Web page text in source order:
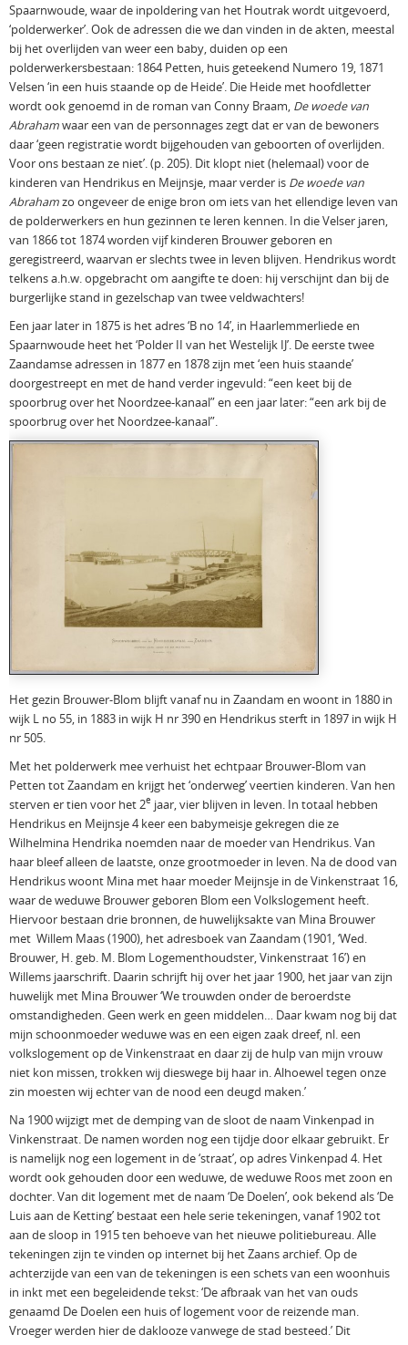
Spaarnwoude, waar de inpoldering van het Houtrak wordt uitgevoerd,
‘polderwerker’. Ook de adressen die we dan vinden in de akten, meestal
bij het overlijden van weer een baby, duiden op een
polderwerkersbestaan: 1864 Petten, huis geteekend Numero 19, 1871
Velsen ‘in een huis staande op de Heide’. Die Heide met hoofdletter
wordt ook genoemd in de roman van Conny Braam, De woede van
Abrahamwaar een van de personnages zegt dat er van de bewoners
daar ‘geen registratie wordt bijgehouden van geboorten of overlijden.
Voor ons bestaan ze niet’. (p. 205). Dit klopt niet (helemaal) voor de
kinderen van Hendrikus en Meijnsje, maar verder is De woede van
Abrahamzo ongeveer de enige bron om iets van het ellendige leven van
de polderwerkers en hun gezinnen te leren kennen. In die Velser jaren,
van 1866 tot 1874 worden vijf kinderen Brouwer geboren en
geregistreerd, waarvan er slechts twee in leven blijven. Hendrikus wordt
telkens a.h.w. opgebracht om aangifte te doen: hij verschijnt dan bij de
burgerlijke stand in gezelschap van twee veldwachters!
Een jaar later in 1875 is het adres ‘B no 14’, in Haarlemmerliede en
Spaarnwoude heet het ‘Polder II van het Westelijk IJ’. De eerste twee
Zaandamse adressen in 1877 en 1878 zijn met ‘een huis staande’
doorgestreept en met de hand verder ingevuld: “een keet bij de
spoorbrug over het Noordzee-kanaal” en een jaar later: “een ark bij de
spoorbrug over het Noordzee-kanaal”.
Het gezin Brouwer-Blom blijft vanaf nu in Zaandam en woont in 1880 in
wijk L no 55, in 1883 in wijk H nr 390 en Hendrikus sterft in 1897 in wijk H
nr 505.
Met het polderwerk mee verhuist het echtpaar Brouwer-Blom van
Petten tot Zaandam en krijgt het ‘onderweg’ veertien kinderen. Van hen
sterven er tien voor het 2e jaar, vier blijven in leven. In totaal hebben
Hendrikus en Meijnsje 4 keer een babymeisje gekregen die ze
Wilhelmina Hendrika noemden naar de moeder van Hendrikus. Van
haar bleef alleen de laatste, onze grootmoeder in leven. Na de dood van
Hendrikus woont Mina met haar moeder Meijnsje in de Vinkenstraat 16,
waar de weduwe Brouwer geboren Blom een Volkslogement heeft.
Hiervoor bestaan drie bronnen, de huwelijksakte van Mina Brouwer
met Willem Maas (1900), het adresboek van Zaandam (1901, ‘Wed.
Brouwer, H. geb. M. Blom Logementhoudster, Vinkenstraat 16’) en
Willems jaarschrift. Daarin schrijft hij over het jaar 1900, het jaar van zijn
huwelijk met Mina Brouwer ‘We trouwden onder de beroerdste
omstandigheden. Geen werk en geen middelen… Daar kwam nog bij dat
mijn schoonmoeder weduwe was en een eigen zaak dreef, nl. een
volkslogement op de Vinkenstraat en daar zij de hulp van mijn vrouw
niet kon missen, trokken wij dieswege bij haar in. Alhoewel tegen onze
zin moesten wij echter van de nood een deugd maken.’
Na 1900 wijzigt met de demping van de sloot de naam Vinkenpad in
Vinkenstraat. De namen worden nog een tijdje door elkaar gebruikt. Er
is namelijk nog een logement in de ‘straat’, op adres Vinkenpad 4. Het
wordt ook gehouden door een weduwe, de weduwe Roos met zoon en
dochter. Van dit logement met de naam ‘De Doelen’, ook bekend als ‘De
Luis aan de Ketting’ bestaat een hele serie tekeningen, vanaf 1902 tot
aan de sloop in 1915 ten behoeve van het nieuwe politiebureau. Alle
tekeningen zijn te vinden op internet bij het Zaans archief. Op de
achterzijde van een van de tekeningen is een schets van een woonhuis
in inkt met een begeleidende tekst: ‘De afbraak van het van ouds
genaamd De Doelen een huis of logement voor de reizende man.
Vroeger werden hier de daklooze vanwege de stad besteed.’ Dit